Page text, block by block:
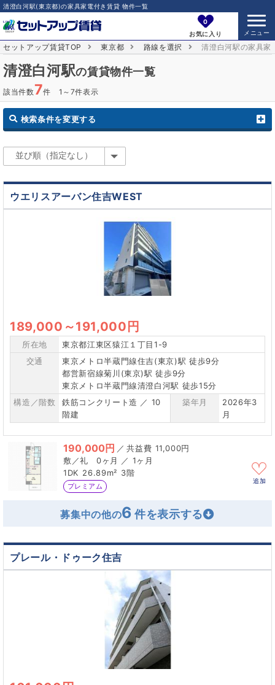
清澄白河駅(東京都)の家具家電付き賃貸 物件一覧
0
お気に入り
セットアップ賃貸TOP 東京都 路線を選択 清澄白河駅の家具家
清澄白河駅の賃貸物件一覧
該当件数7件 1～7件表示
検索条件を変更する
ウエリスアーバン住吉WEST
189,000 ～191,000円
所在地
東京都江東区猿江１丁目1-9
交通
東京メトロ半蔵門線住吉(東京)駅 徒歩9分
都営新宿線菊川(東京)駅 徒歩9分
東京メトロ半蔵門線清澄白河駅 徒歩15分
構造／階数
鉄筋コンクリート造 ／ 10
階建
築年月
2026年3
月
190,000円 ／
11,000円
0ヶ月 ／ 1ヶ月
1DK 26.89m² 3階
プレミアム
追加
募集中の他の6
プレール・ドゥーク住吉